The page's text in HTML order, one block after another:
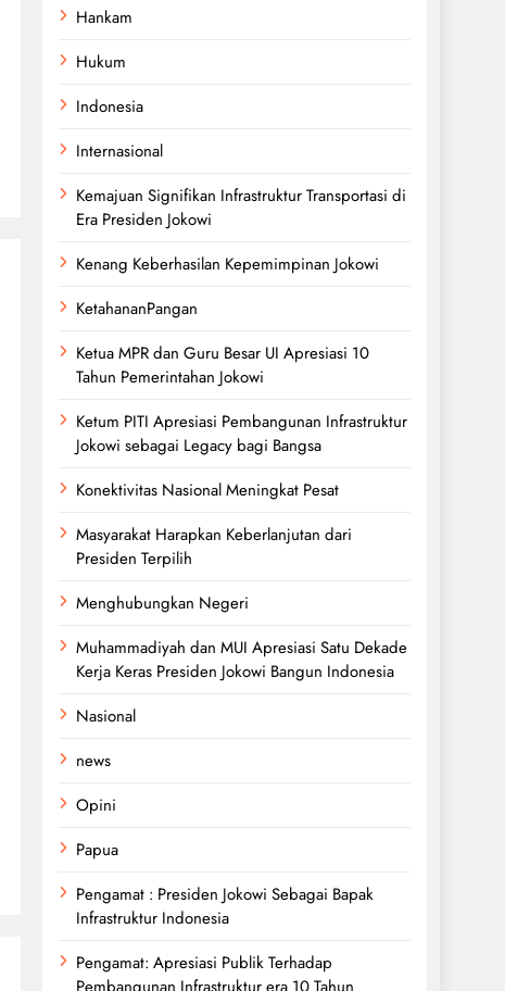
Hankam
Hukum
Indonesia
Internasional
Kemajuan Signifikan Infrastruktur Transportasi di
Era Presiden Jokowi
Kenang Keberhasilan Kepemimpinan Jokowi
KetahananPangan
Ketua MPR dan Guru Besar UI Apresiasi 10
Tahun Pemerintahan Jokowi
Ketum PITI Apresiasi Pembangunan Infrastruktur
Jokowi sebagai Legacy bagi Bangsa
Konektivitas Nasional Meningkat Pesat
Masyarakat Harapkan Keberlanjutan dari
Presiden Terpilih
Menghubungkan Negeri
Muhammadiyah dan MUI Apresiasi Satu Dekade
Kerja Keras Presiden Jokowi Bangun Indonesia
Nasional
news
Opini
Papua
Pengamat : Presiden Jokowi Sebagai Bapak
Infrastruktur Indonesia
Pengamat: Apresiasi Publik Terhadap